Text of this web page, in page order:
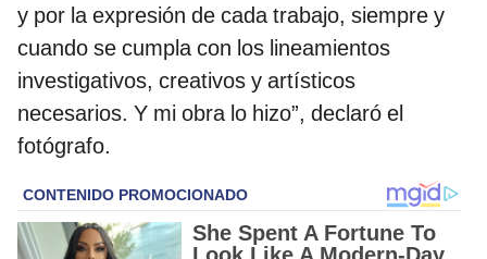
y por la expresión de cada trabajo, siempre y
cuando se cumpla con los lineamientos
investigativos, creativos y artísticos
necesarios. Y mi obra lo hizo”, declaró el
fotógrafo.